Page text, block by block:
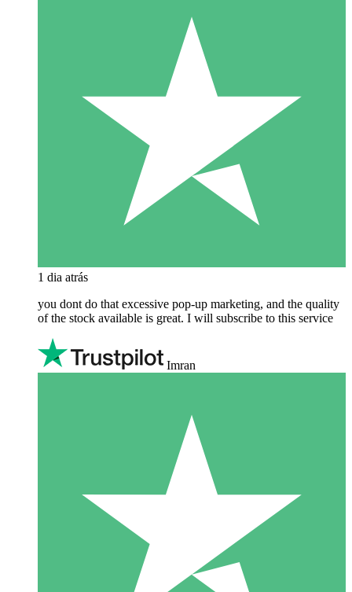
1 dia atrás
you dont do that excessive pop-up marketing, and the quality
of the stock available is great. I will subscribe to this service
Imran